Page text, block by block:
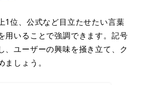
1位、公式など目立たせたい言葉
用いることで強調できます。記号
、ユーザーの興味を掻き立て、ク
ましょう。